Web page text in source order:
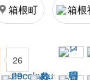
箱根町 箱根
26